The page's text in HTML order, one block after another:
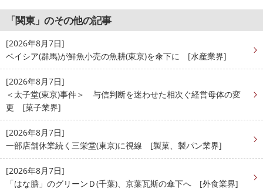
「関東」のその他の記事
[2026年8月7日]
ベイシア(群馬)が鮮魚小売の魚耕(東京)を傘下に [水産業界]
[2026年8月7日]
＜太子堂(東京)事件＞ 与信判断を迷わせた相次ぐ経営母体の変
更 [菓子業界]
[2026年8月7日]
一部店舗休業続く三栄堂(東京)に視線 [製菓、製パン業界]
[2026年8月7日]
「はな膳」のグリーンＤ(千葉)、京葉瓦斯の傘下へ [外食業界]